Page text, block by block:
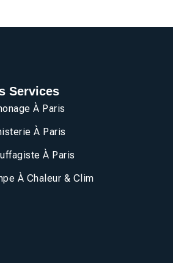
Services
À Paris
À Paris
À Paris
À Chaleur & Clim